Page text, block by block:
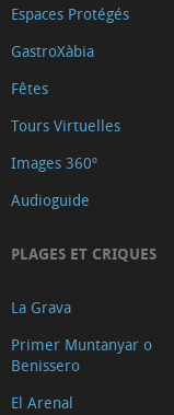
Espaces Protégés
GastroXàbia
Fêtes
Tours Virtuelles
Images 360º
Audioguide
PLAGES ET CRIQUES
La Grava
Primer Muntanyar o
Benissero
El Arenal